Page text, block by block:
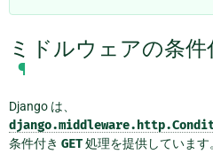
ミドルウェアの条
¶
Django は、
条件付き GET処理を提供していま